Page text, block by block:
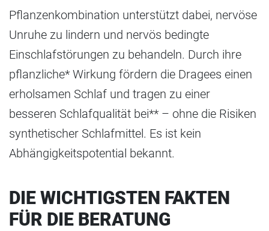
Pflanzenkombination unterstützt dabei, nervöse
Unruhe zu lindern und nervös bedingte
Einschlafstörungen zu behandeln. Durch ihre
pflanzliche* Wirkung fördern die Dragees einen
erholsamen Schlaf und tragen zu einer
besseren Schlafqualität bei** – ohne die Risiken
synthetischer Schlafmittel. Es ist kein
Abhängigkeitspotential bekannt.
DIE WICHTIGSTEN FAKTEN
FÜR DIE BERATUNG